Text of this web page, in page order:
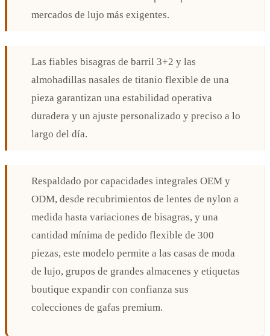
mercados de lujo más exigentes.
Las fiables bisagras de barril 3+2 y las
almohadillas nasales de titanio flexible de una
pieza garantizan una estabilidad operativa
duradera y un ajuste personalizado y preciso a lo
largo del día.
Respaldado por capacidades integrales OEM y
ODM, desde recubrimientos de lentes de nylon a
medida hasta variaciones de bisagras, y una
cantidad mínima de pedido flexible de 300
piezas, este modelo permite a las casas de moda
de lujo, grupos de grandes almacenes y etiquetas
boutique expandir con confianza sus
colecciones de gafas premium.